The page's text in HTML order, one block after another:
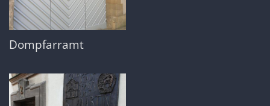
Dompfarramt